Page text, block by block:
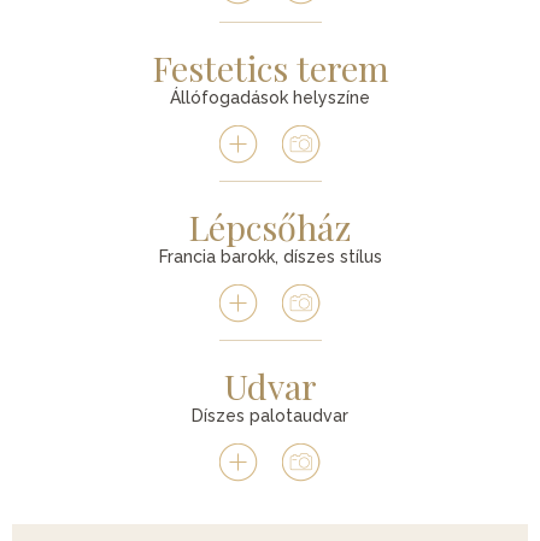
Festetics terem
Állófogadások helyszíne
Lépcsőház
Francia barokk, díszes stílus
Udvar
Díszes palotaudvar